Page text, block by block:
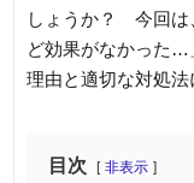
しょうか？ 今回は
ど効果がなかった…
理由と適切な対処法
目次 非表示